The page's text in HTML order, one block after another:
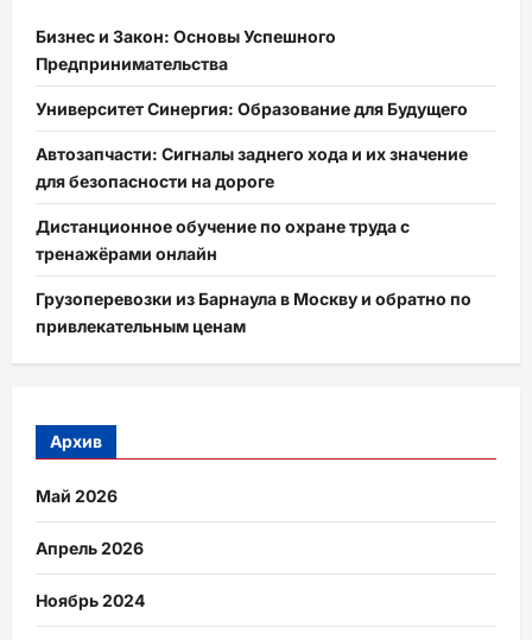
Бизнес и Закон: Основы Успешного
Предпринимательства
Университет Синергия: Образование для Будущего
Автозапчасти: Сигналы заднего хода и их значение
для безопасности на дороге
Дистанционное обучение по охране труда с
тренажёрами онлайн
Грузоперевозки из Барнаула в Москву и обратно по
привлекательным ценам
Архив
Май 2026
Апрель 2026
Ноябрь 2024